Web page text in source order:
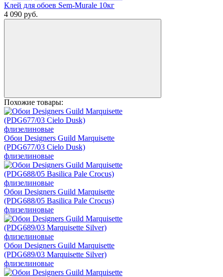
Клей для обоев Sem-Murale 10кг
4 090 руб.
Похожие товары:
Обои Designers Guild Marquisette
(PDG677/03 Cielo Dusk)
флизелиновые
Обои Designers Guild Marquisette
(PDG688/05 Basilica Pale Crocus)
флизелиновые
Обои Designers Guild Marquisette
(PDG689/03 Marquisette Silver)
флизелиновые